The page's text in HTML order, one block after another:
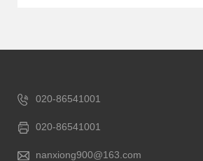
020-86541001
020-86541001
nanxiong900@163.com